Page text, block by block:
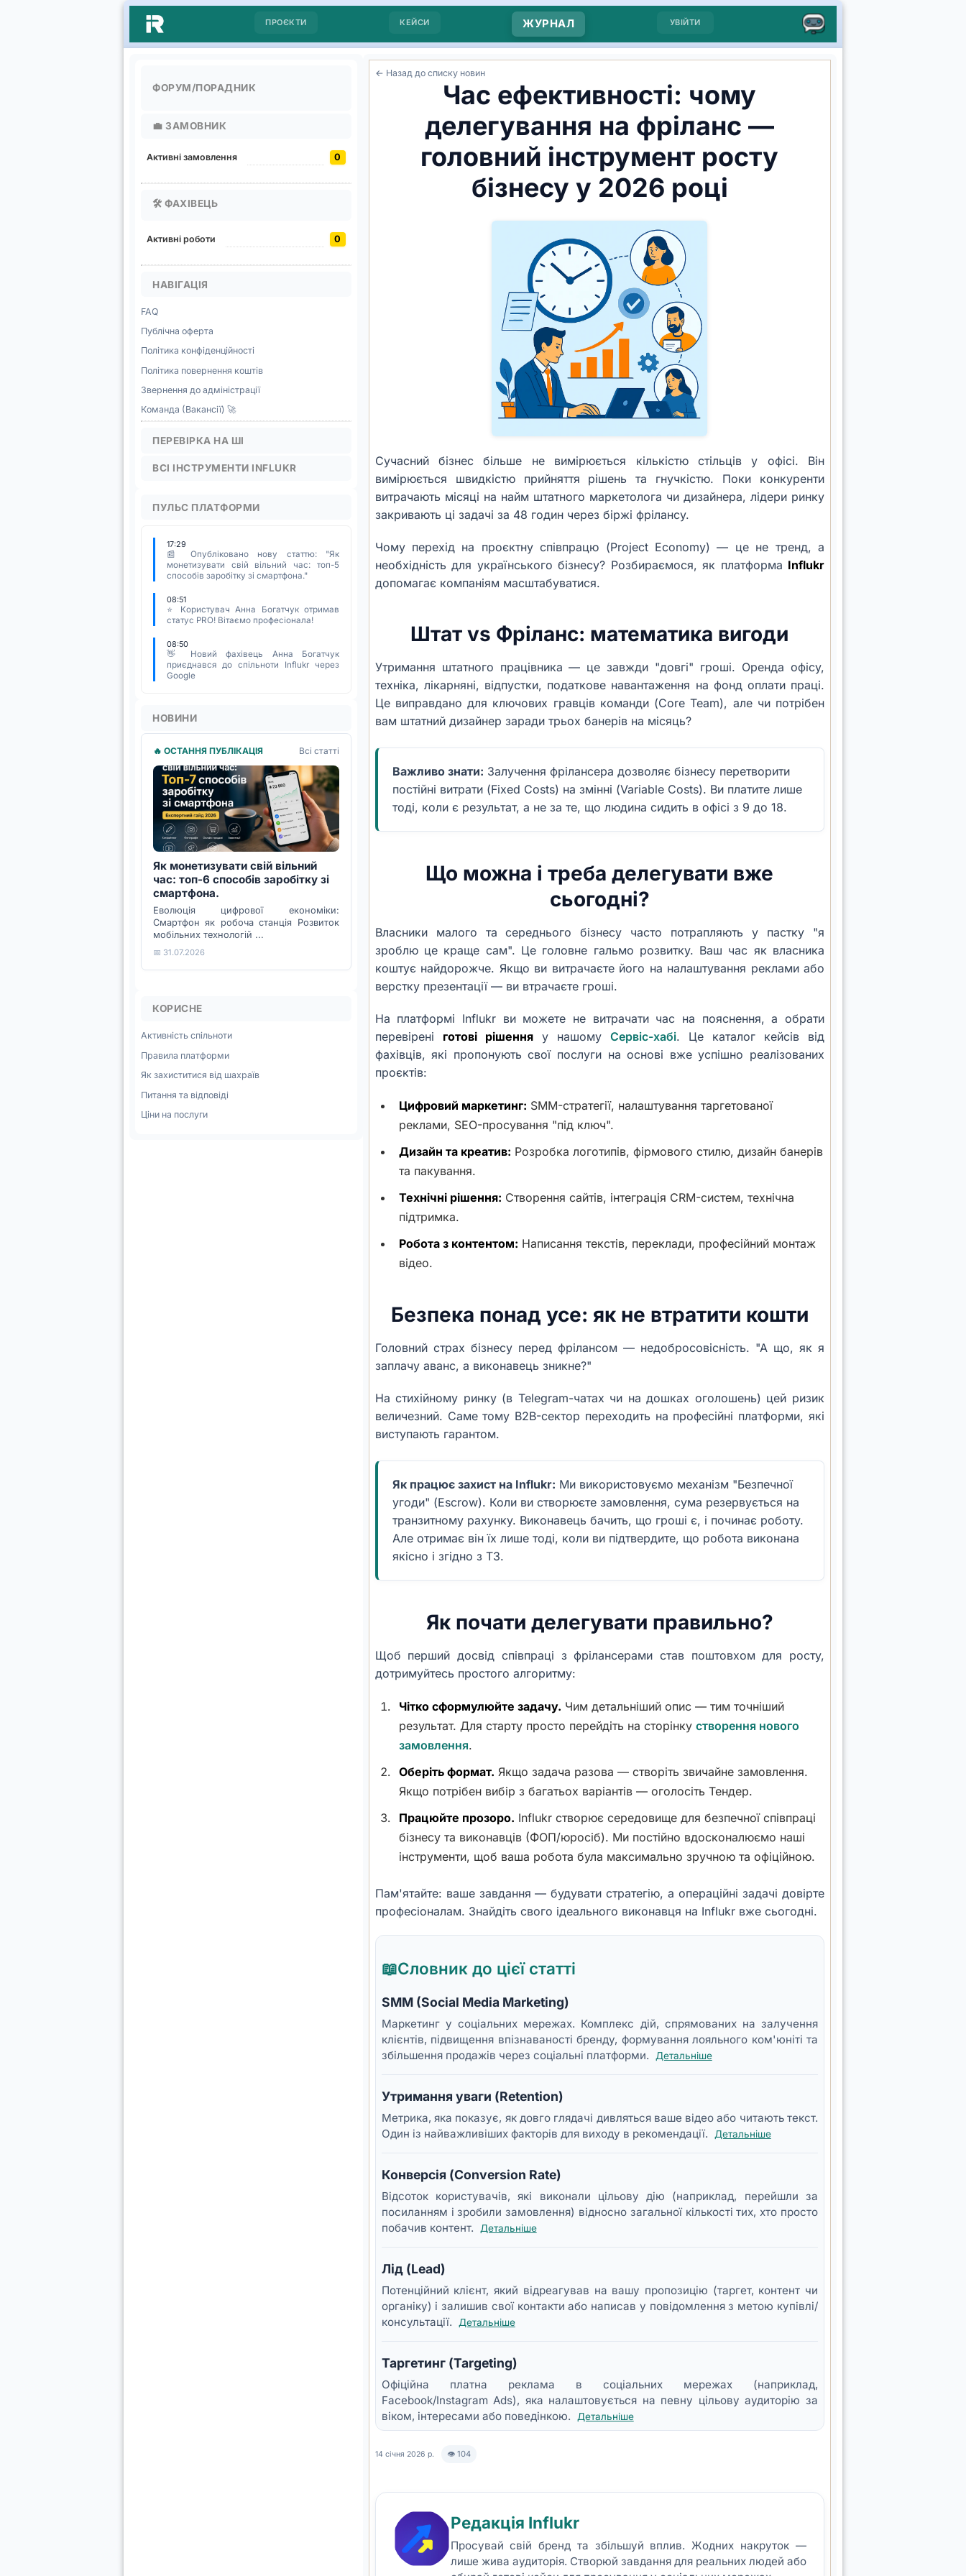
ПРОЄКТИ КЕЙСИ ЖУРНАЛ УВІЙТИ
ФОРУМ/ПОРАДНИК
💼 ЗАМОВНИК
Активні замовлення 0
🛠️ ФАХІВЕЦЬ
Активні роботи 0
НАВІГАЦІЯ
FAQ
Публічна оферта
Політика конфіденційності
Політика повернення коштів
Звернення до адміністрації
Команда (Вакансії) 🚀
ПЕРЕВІРКА НА ШІ
ВСІ ІНСТРУМЕНТИ INFLUKR
ПУЛЬС ПЛАТФОРМИ
17:29
📰 Опубліковано нову статтю: "Як
монетизувати свій вільний час: топ-5
способів заробітку зі смартфона."
08:51
⭐ Користувач Анна Богатчук отримав
статус PRO! Вітаємо професіонала!
08:50
👋 Новий фахівець Анна Богатчук
приєднався до спільноти Influkr через
Google
НОВИНИ
🔥 ОСТАННЯ ПУБЛІКАЦІЯ Всі статті
Як монетизувати свій вільний
час: топ-6 способів заробітку зі
смартфона.
Еволюція цифрової економіки:
Смартфон як робоча станція Розвиток
мобільних технологій ...
📅 31.07.2026
КОРИСНЕ
Активність спільноти
Правила платформи
Як захиститися від шахраїв
Питання та відповіді
Ціни на послуги
← Назад до списку новин
Час ефективності: чому
делегування на фріланс —
головний інструмент росту
бізнесу у 2026 році
Сучасний бізнес більше не вимірюється кількістю стільців у офісі. Він
вимірюється швидкістю прийняття рішень та гнучкістю. Поки конкуренти
витрачають місяці на найм штатного маркетолога чи дизайнера, лідери ринку
закривають ці задачі за 48 годин через біржі фрілансу.
Чому перехід на проєктну співпрацю (Project Economy) — це не тренд, а
необхідність для українського бізнесу? Розбираємося, як платформа Influkr
допомагає компаніям масштабуватися.
Штат vs Фріланс: математика вигоди
Утримання штатного працівника — це завжди "довгі" гроші. Оренда офісу,
техніка, лікарняні, відпустки, податкове навантаження на фонд оплати праці.
Це виправдано для ключових гравців команди (Core Team), але чи потрібен
вам штатний дизайнер заради трьох банерів на місяць?
Важливо знати: Залучення фрілансера дозволяє бізнесу перетворити
постійні витрати (Fixed Costs) на змінні (Variable Costs). Ви платите лише
тоді, коли є результат, а не за те, що людина сидить в офісі з 9 до 18.
Що можна і треба делегувати вже
сьогодні?
Власники малого та середнього бізнесу часто потрапляють у пастку "я
зроблю це краще сам". Це головне гальмо розвитку. Ваш час як власника
коштує найдорожче. Якщо ви витрачаєте його на налаштування реклами або
верстку презентації — ви втрачаєте гроші.
На платформі Influkr ви можете не витрачати час на пояснення, а обрати
перевірені готові рішенняу нашому Сервіс-хабі. Це каталог кейсів від
фахівців, які пропонують свої послуги на основі вже успішно реалізованих
проєктів:
Цифровий маркетинг: SMM-стратегії, налаштування таргетованої
реклами, SEO-просування "під ключ".
Дизайн та креатив: Розробка логотипів, фірмового стилю, дизайн банерів
та пакування.
Технічні рішення: Створення сайтів, інтеграція CRM-систем, технічна
підтримка.
Робота з контентом: Написання текстів, переклади, професійний монтаж
відео.
Безпека понад усе: як не втратити кошти
Головний страх бізнесу перед фрілансом — недобросовісність. "А що, як я
заплачу аванс, а виконавець зникне?"
На стихійному ринку (в Telegram-чатах чи на дошках оголошень) цей ризик
величезний. Саме тому B2B-сектор переходить на професійні платформи, які
виступають гарантом.
Як працює захист на Influkr: Ми використовуємо механізм "Безпечної
угоди" (Escrow). Коли ви створюєте замовлення, сума резервується на
транзитному рахунку. Виконавець бачить, що гроші є, і починає роботу.
Але отримає він їх лише тоді, коли ви підтвердите, що робота виконана
якісно і згідно з ТЗ.
Як почати делегувати правильно?
Щоб перший досвід співпраці з фрілансерами став поштовхом для росту,
дотримуйтесь простого алгоритму:
Чітко сформулюйте задачу. Чим детальніший опис — тим точніший
результат. Для старту просто перейдіть на сторінку створення нового
замовлення.
Оберіть формат. Якщо задача разова — створіть звичайне замовлення.
Якщо потрібен вибір з багатьох варіантів — оголосіть Тендер.
Працюйте прозоро. Influkr створює середовище для безпечної співпраці
бізнесу та виконавців (ФОП/юросіб). Ми постійно вдосконалюємо наші
інструменти, щоб ваша робота була максимально зручною та офіційною.
Пам'ятайте: ваше завдання — будувати стратегію, а операційні задачі довірте
професіоналам. Знайдіть свого ідеального виконавця на Influkr вже сьогодні.
📖Словник до цієї статті
SMM (Social Media Marketing)
Маркетинг у соціальних мережах. Комплекс дій, спрямованих на залучення
клієнтів, підвищення впізнаваності бренду, формування лояльного ком'юніті та
збільшення продажів через соціальні платформи.
Детальніше
Утримання уваги (Retention)
Метрика, яка показує, як довго глядачі дивляться ваше відео або читають текст.
Один із найважливіших факторів для виходу в рекомендації.
Детальніше
Конверсія (Conversion Rate)
Відсоток користувачів, які виконали цільову дію (наприклад, перейшли за
посиланням і зробили замовлення) відносно загальної кількості тих, хто просто
побачив контент.
Детальніше
Лід (Lead)
Потенційний клієнт, який відреагував на вашу пропозицію (таргет, контент чи
органіку) і залишив свої контакти або написав у повідомлення з метою купівлі/
консультації.
Детальніше
Таргетинг (Targeting)
Офіційна платна реклама в соціальних мережах (наприклад,
Facebook/Instagram Ads), яка налаштовується на певну цільову аудиторію за
віком, інтересами або поведінкою.
Детальніше
14 січня 2026 р. 👁 104
Редакція Influkr
Просувай свій бренд та збільшуй вплив. Жодних накруток —
лише жива аудиторія. Створюй завдання для реальних людей або